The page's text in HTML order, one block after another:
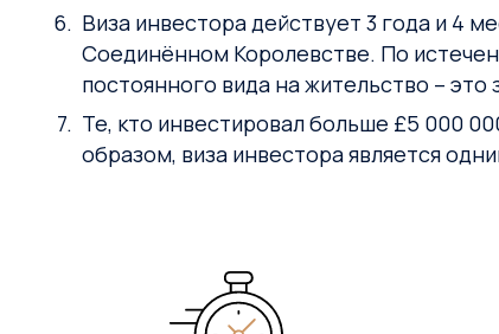
Виза инвестора действует 3 года и 4
Соединённом Королевстве. По
постоянного вида на жительство –
Те, кто инвестировал больше £5 000
образом, виза инвестора является